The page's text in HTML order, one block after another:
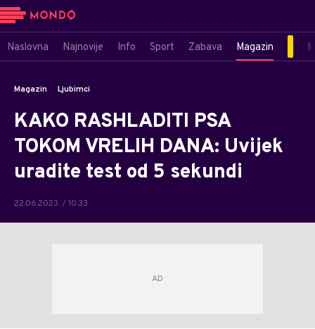
Naslovna Najnovije Info Sport Zabava Magazin
Magazin Ljubimci
KAKO RASHLADITI PSA
TOKOM VRELIH DANA: Uvijek
uradite test od 5 sekundi
22.06.2023. / 10:33